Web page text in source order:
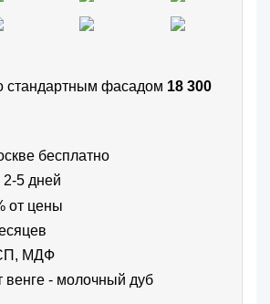
стандартным фасадом 18 300
бесплатно
2-5 дней
от цены
МДФ
венге - молочный дуб